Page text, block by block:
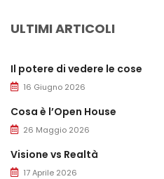
ULTIMI ARTICOLI
Il potere di vedere le cose
16 Giugno 2026
Cosa è l’Open House
26 Maggio 2026
Visione vs Realtà
17 Aprile 2026